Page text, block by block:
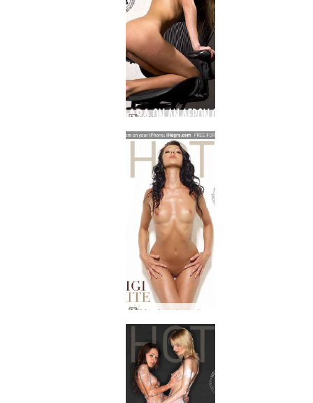
Η Klara γυμνή σε μια καρέκλα aeron